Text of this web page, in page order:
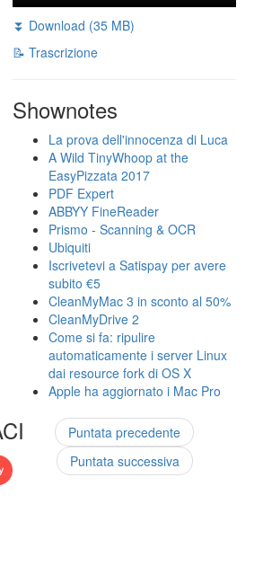
⏬ Download (35 MB)
📝 Trascrizione
Shownotes
La prova dell'innocenza di Luca
A Wild TinyWhoop at the
EasyPizzata 2017
PDF Expert
ABBYY FineReader
Prismo - Scanning & OCR
Ubiquiti
Iscrivetevi a Satispay per avere
subito €5
CleanMyMac 3 in sconto al 50%
CleanMyDrive 2
Come si fa: ripulire
automaticamente i server Linux
dai resource fork di OS X
Apple ha aggiornato i Mac Pro
Puntata precedente
Puntata successiva